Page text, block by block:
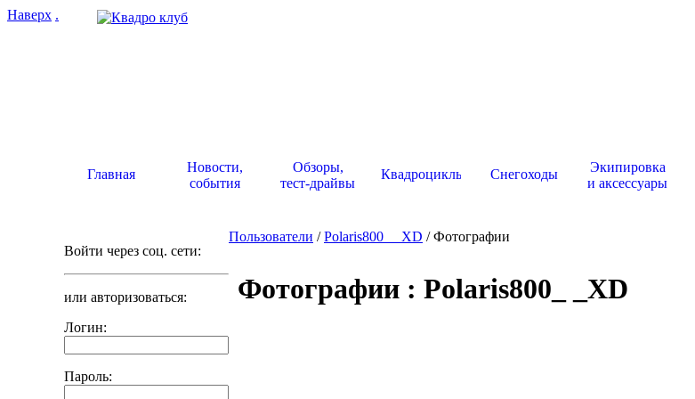
Наверх .
Главная
Новости,
события
Обзоры,
тест-драйвы
Квадроциклы Снегоходы
Экипировка
и аксессуары
Войти через соц. сети:
или авторизоваться:
Логин:
Пароль:
Пользователи /Polaris800_ _XD / Фотографии
Фотографии : Polaris800_ _XD